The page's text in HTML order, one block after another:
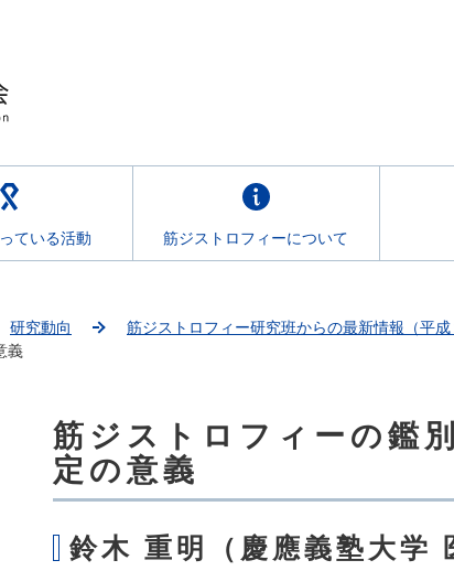
ている活動 筋ジストロフィーについて
研究動向
筋ジストロフィー研究班からの最新情報（平成
義
こ
こ
か
ら
筋ジストロフィーの鑑
定の意義
鈴木 重明（慶應義塾大学